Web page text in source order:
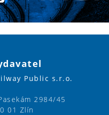
Public s.r.o.
2984/45
01 Zlín